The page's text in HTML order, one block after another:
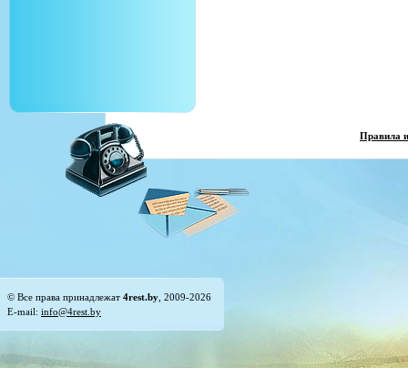
Правила
© Все права принадлежат 4rest.by , 2009-2026
E-mail: info@4rest.by